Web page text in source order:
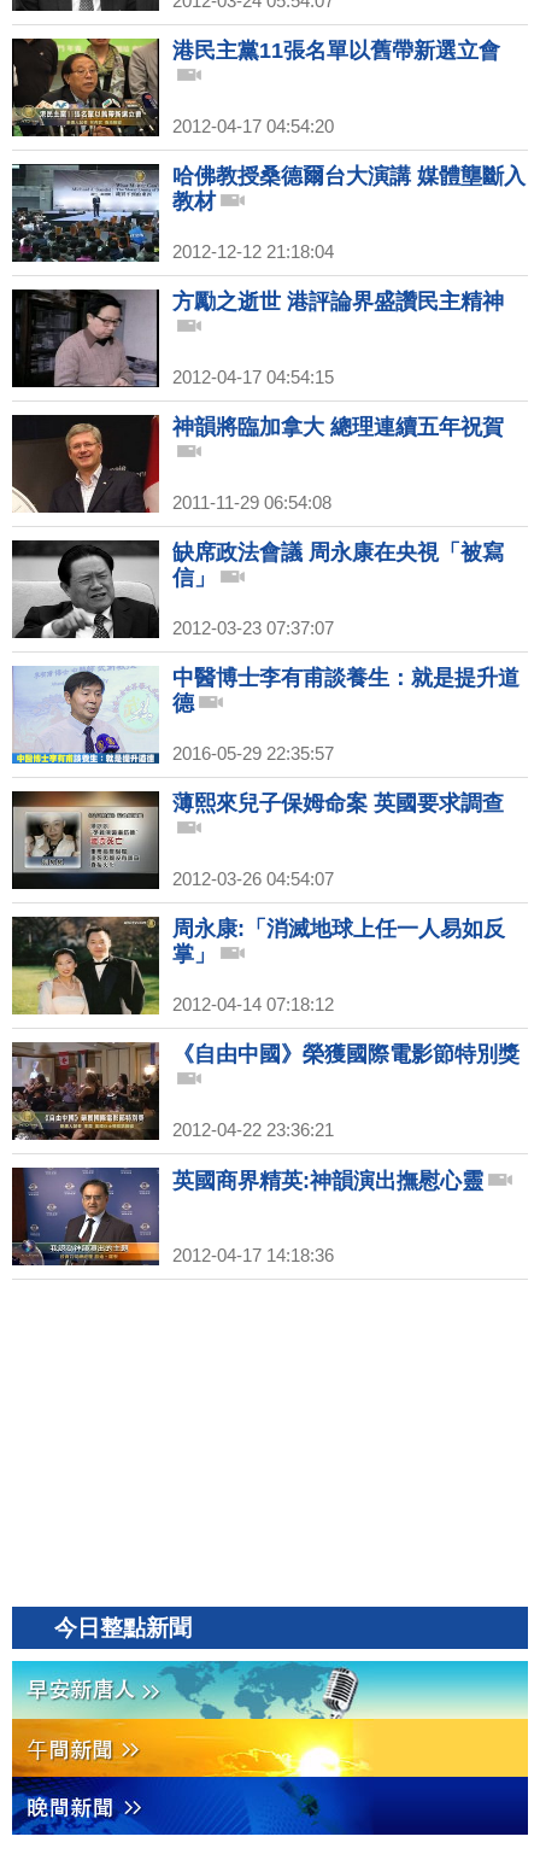
港民主黨11張名單以舊帶新選立會
2012-04-17 04:54:20
哈佛教授桑德爾台大演講 媒體壟斷入
教材
2012-12-12 21:18:04
方勵之逝世 港評論界盛讚民主精神
2012-04-17 04:54:15
神韻將臨加拿大 總理連續五年祝賀
2011-11-29 06:54:08
缺席政法會議 周永康在央視「被寫
信」
2012-03-23 07:37:07
中醫博士李有甫談養生：就是提升道
德
2016-05-29 22:35:57
薄熙來兒子保姆命案 英國要求調查
2012-03-26 04:54:07
周永康:「消滅地球上任一人易如反
掌」
2012-04-14 07:18:12
《自由中國》榮獲國際電影節特別獎
2012-04-22 23:36:21
英國商界精英:神韻演出撫慰心靈
2012-04-17 14:18:36
今日整點新聞